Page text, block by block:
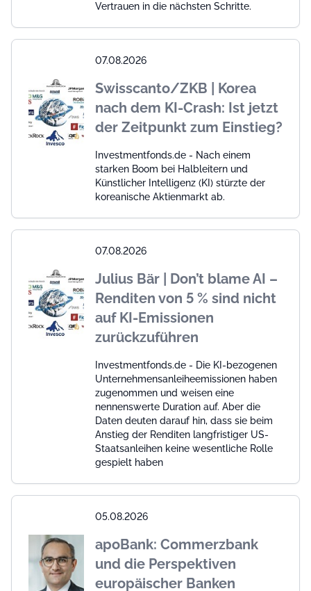
Vertrauen in die nächsten Schritte.
07.08.2026
Swisscanto/ZKB | Korea
nach dem KI-Crash: Ist jetzt
der Zeitpunkt zum Einstieg?
Investmentfonds.de - Nach einem
starken Boom bei Halbleitern und
Künstlicher Intelligenz (KI) stürzte der
koreanische Aktienmarkt ab.
07.08.2026
Julius Bär | Don’t blame AI –
Renditen von 5 % sind nicht
auf KI-Emissionen
zurückzuführen
Investmentfonds.de - Die KI-bezogenen
Unternehmensanleiheemissionen haben
zugenommen und weisen eine
nennenswerte Duration auf. Aber die
Daten deuten darauf hin, dass sie beim
Anstieg der Renditen langfristiger US-
Staatsanleihen keine wesentliche Rolle
gespielt haben
05.08.2026
apoBank: Commerzbank
und die Perspektiven
europäischer Banken